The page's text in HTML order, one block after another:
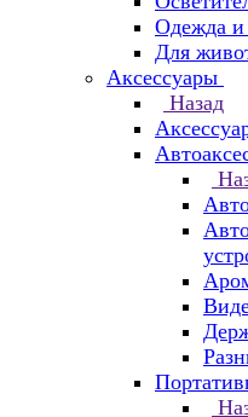
Одежда и
Для
Аксессуары
Назад